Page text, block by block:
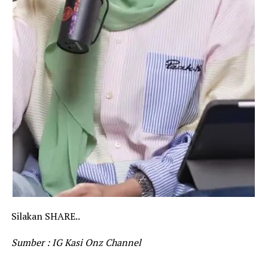
Silakan SHARE..
Sumber : IG Kasi Onz Channel